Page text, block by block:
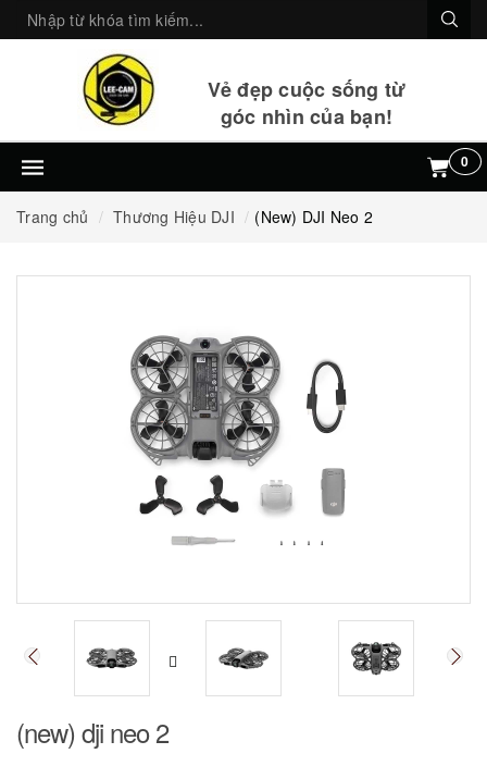
Vẻ đẹp cuộc sống từ
góc nhìn của bạn!
0
Trang chủ Thương Hiệu DJI (New) DJI Neo 2
(new) dji neo 2